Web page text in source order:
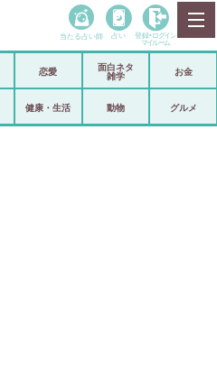
政治
当たる占い師 占い 登録• ログイン
マイルーム
恋愛
面白ネタ
雑学
お金
健康・生活 動物 グルメ